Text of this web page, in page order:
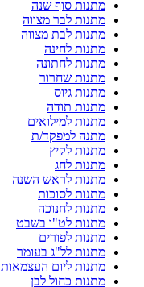
מתנות סוף שנה
מתנות לבר מצווה
מתנות לבת מצווה
מתנות לחינה
מתנות לחתונה
מתנות שחרור
מתנות גיוס
מתנות תודה
מתנות למילואים
מתנה למפקד/ת
מתנות לקיץ
מתנות לחג
מתנות לראש השנה
מתנות לסוכות
מתנות לחנוכה
מתנות לט"ו בשבט
מתנות לפורים
מתנות לל"ג בעומר
מתנות ליום העצמאות
מתנות כחול לבן